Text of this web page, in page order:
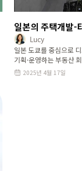
일본의 주택개발-
Lucy
일본 도쿄를 중심으로
기획·운영하는 부동산
부동산을 유기적으로 결
2025년 4월 17일